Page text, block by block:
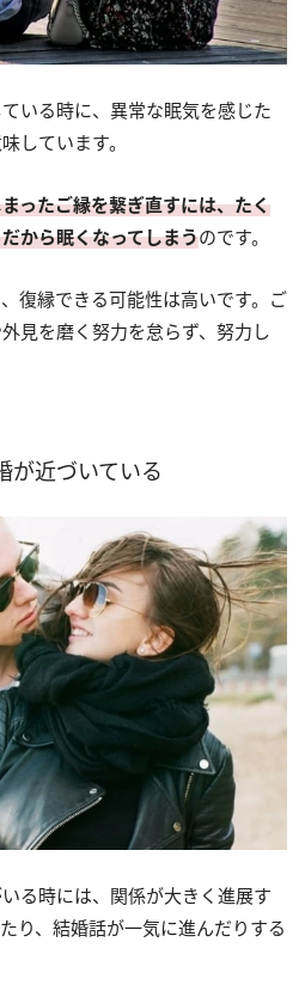
いる時に、異常な眠気を感じた
しています。
ったご縁を繋ぎ直すには、たく
から眠くなってしまうのです。
復縁できる可能性は高いです。ご
見を磨く努力を怠らず、努力し
が近づいている
る時には、関係が大きく進展す
り、結婚話が一気に進んだりする